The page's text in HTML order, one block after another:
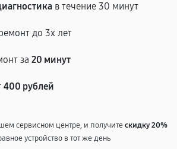
в течение 30 минут
до 3х лет
за 20 минут
400 рублей
сервисном центре, и получитескидку 20%
устройство в тот же день